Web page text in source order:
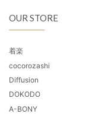
OUR STORE
着楽
cocorozashi
Diffusion
DOKODO
A-BONY